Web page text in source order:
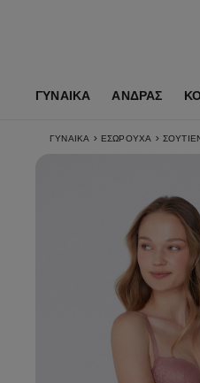
ΓΥΝΑΙΚΑ ΑΝΔΡΑΣ
ΓΥΝΑΙΚΑ > ΕΣΏΡΟΥΧΑ >